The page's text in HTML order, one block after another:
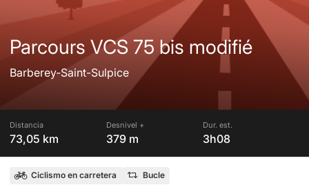
Parcours VCS 75 bis modifié
Barberey-Saint-Sulpice
Distancia
73,05 km
Desnivel +
379 m
Dur. est.
3h08
Ciclismo en carretera Bucle